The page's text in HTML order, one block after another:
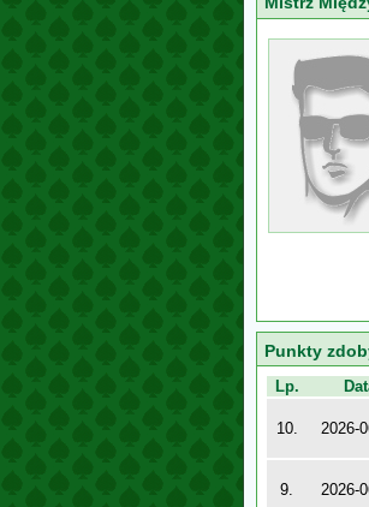
Punkty
Lp.
10. 2026-
9. 2026-